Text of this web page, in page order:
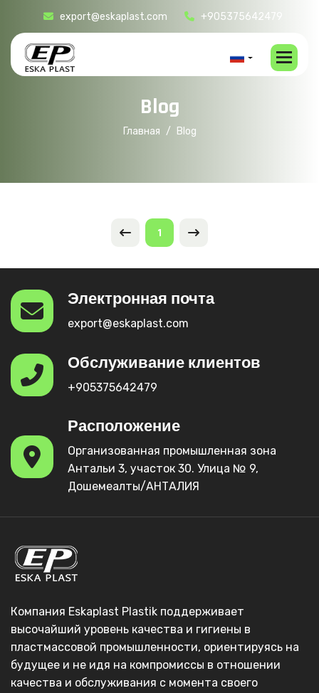
export@eskaplast.com +905375642479
Blog
Главная Blog
1
Электронная почта
export@eskaplast.com
Обслуживание клиентов
+905375642479
Расположение
Организованная промышленная зона
Антальи 3, участок 30. Улица № 9,
Дошемеалты/АНТАЛИЯ
Компания Eskaplast Plastik поддерживает
высочайший уровень качества и гигиены в
пластмассовой промышленности, ориентируясь на
будущее и не идя на компромиссы в отношении
качества и обслуживания с момента своего